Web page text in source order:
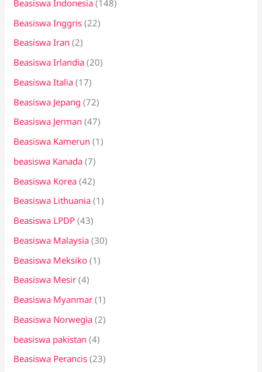
Beasiswa Indonesia (148)
Beasiswa Inggris (22)
Beasiswa Iran (2)
Beasiswa Irlandia (20)
Beasiswa Italia (17)
Beasiswa Jepang (72)
Beasiswa Jerman (47)
Beasiswa Kamerun (1)
beasiswa Kanada (7)
Beasiswa Korea (42)
Beasiswa Lithuania (1)
Beasiswa LPDP (43)
Beasiswa Malaysia (30)
Beasiswa Meksiko (1)
Beasiswa Mesir (4)
Beasiswa Myanmar (1)
Beasiswa Norwegia (2)
beasiswa pakistan (4)
Beasiswa Perancis (23)